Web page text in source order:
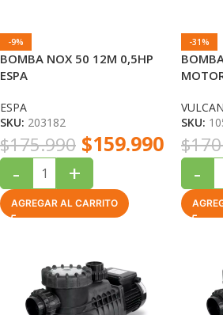
-9%
BOMBA NOX 50 12M 0,5HP
ESPA
ESPA
SKU: 203182
$175.990 $159.990
- +
AGREGAR AL CARRITO
-31%
SKU:
$
-